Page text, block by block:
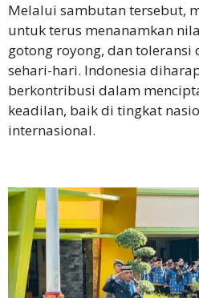
Melalui sambutan tersebut,
untuk terus menanamkan
gotong royong, dan
sehari-hari. Indonesia
berkontribusi dalam
keadilan, baik di tingkat
internasional.